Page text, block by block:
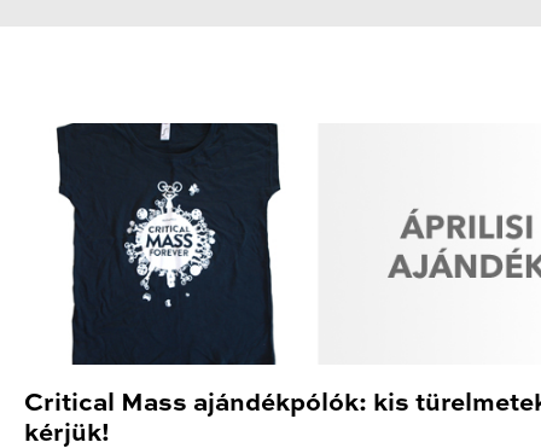
Critical Mass ajándékpólók: kis
kérjük!